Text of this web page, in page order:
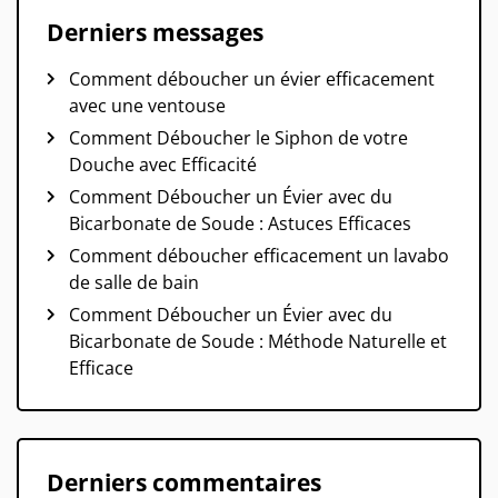
Derniers messages
Comment déboucher un évier efficacement
avec une ventouse
Comment Déboucher le Siphon de votre
Douche avec Efficacité
Comment Déboucher un Évier avec du
Bicarbonate de Soude : Astuces Efficaces
Comment déboucher efficacement un lavabo
de salle de bain
Comment Déboucher un Évier avec du
Bicarbonate de Soude : Méthode Naturelle et
Efficace
Derniers commentaires